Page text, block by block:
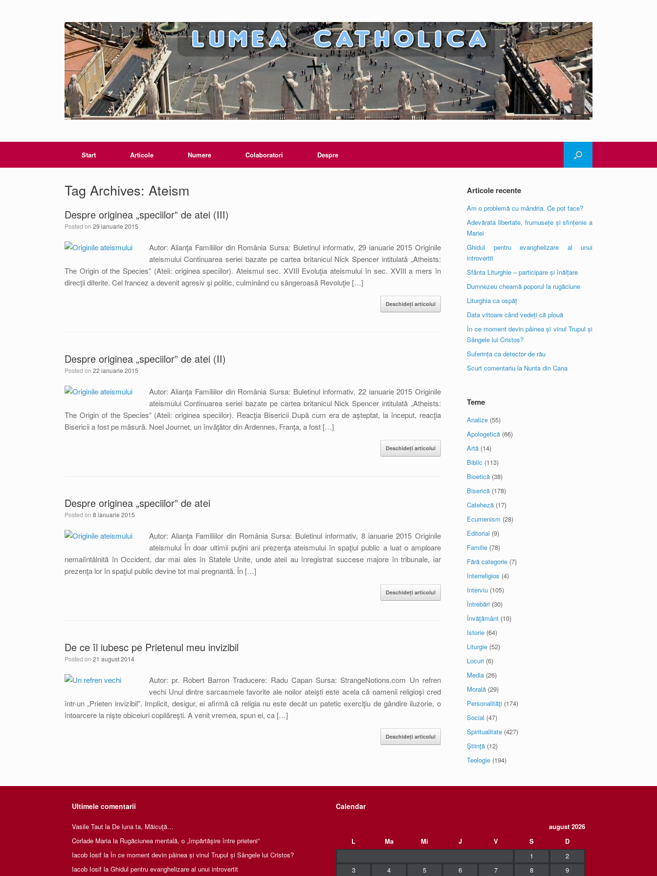
Start Articole Numere Colaboratori Despre
Tag Archives: Ateism
Despre originea „speciilor” de atei (III)
Posted on 29 ianuarie 2015
Autor: Alianţa Familiilor din România Sursa: Buletinul informativ, 29 ianuarie 2015 Originile
ateismului Continuarea seriei bazate pe cartea britanicul Nick Spencer intitulată „Atheists:
The Origin of the Species” (Ateii: originea speciilor). Ateismul sec. XVIII Evoluţia ateismului în sec. XVIII a mers în
direcţii diferite. Cel francez a devenit agresiv şi politic, culminând cu sângeroasă Revoluţie […]
Deschideți articolul
Despre originea „speciilor” de atei (II)
Posted on 22 ianuarie 2015
Autor: Alianţa Familiilor din România Sursa: Buletinul informativ, 22 ianuarie 2015 Originile
ateismului Continuarea seriei bazate pe cartea britanicul Nick Spencer intitulată „Atheists:
The Origin of the Species” (Ateii: originea speciilor). Reacţia Bisericii După cum era de aşteptat, la început, reacţia
Bisericii a fost pe măsură. Noel Journet, un învăţător din Ardennes, Franţa, a fost […]
Deschideți articolul
Despre originea „speciilor” de atei
Posted on 8 ianuarie 2015
Autor: Alianţa Familiilor din România Sursa: Buletinul informativ, 8 ianuarie 2015 Originile
ateismului În doar ultimii puţini ani prezenţa ateismului în spaţiul public a luat o amploare
nemaiîntâlnită în Occident, dar mai ales în Statele Unite, unde ateii au înregistrat succese majore în tribunale, iar
prezenţa lor în spaţiul public devine tot mai pregnantă. În […]
Deschideți articolul
De ce îl iubesc pe Prietenul meu invizibil
Posted on 21 august 2014
Autor: pr. Robert Barron Traducere: Radu Capan Sursa: StrangeNotions.com Un refren
vechi Unul dintre sarcasmele favorite ale noilor ateişti este acela că oamenii religioşi cred
într-un „Prieten invizibil”. Implicit, desigur, ei afirmă că religia nu este decât un patetic exerciţiu de gândire iluzorie, o
întoarcere la nişte obiceiuri copilăreşti. A venit vremea, spun ei, ca […]
Deschideți articolul
Articole recente
Am o problemă cu mândria. Ce pot face?
Adevărata libertate, frumusețe și sfințenie a
Mariei
Ghidul pentru evanghelizare al unui
introvertit
Sfânta Liturghie – participare și înălțare
Dumnezeu cheamă poporul la rugăciune
Liturghia ca ospăț
Data viitoare când vedeți că plouă
În ce moment devin pâinea și vinul Trupul și
Sângele lui Cristos?
Suferința ca detector de rău
Scurt comentariu la Nunta din Cana
Teme
Analize (55)
Apologetică (66)
Artă (14)
Biblic (113)
Bioetică (38)
Biserică (178)
Cateheză (17)
Ecumenism (28)
Editorial (9)
Familie (78)
Fără categorie (7)
Interreligios (4)
Interviu (105)
Întrebări (30)
Învăţământ (10)
Istorie (64)
Liturgie (52)
Locuri (6)
Media (26)
Morală (29)
Personalităţi (174)
Social (47)
Spiritualitate (427)
Ştiinţă (12)
Teologie (194)
Ultimele comentarii
Vasile Taut la De luna ta, Măicuţă…
Corlade Maria la Rugăciunea mentală, o „împărtăşire între prieteni”
Iacob Iosif la În ce moment devin pâinea și vinul Trupul și Sângele lui Cristos?
Iacob Iosif la Ghidul pentru evanghelizare al unui introvertit
Calendar
august 2026
L
Ma Mi J V S
D
1
2
3
4 5 6 7 8 9